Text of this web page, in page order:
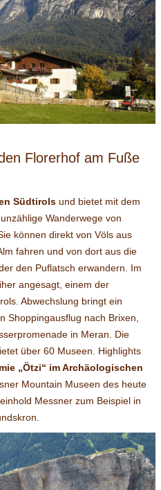
Florerhof am Fuße
Südtirols und bietet mit dem
Wanderwege von
können direkt von Völs aus
fahren und von dort aus die
den Puflatsch erwandern. Im
angesagt, einem der
Abwechslung bringt ein
Shoppingausflug nach Brixen,
in Meran. Die
über 60 Museen. Highlights
„Ötzi“ im Archäologischen
Mountain Museen des heute
Messner zum Beispiel in